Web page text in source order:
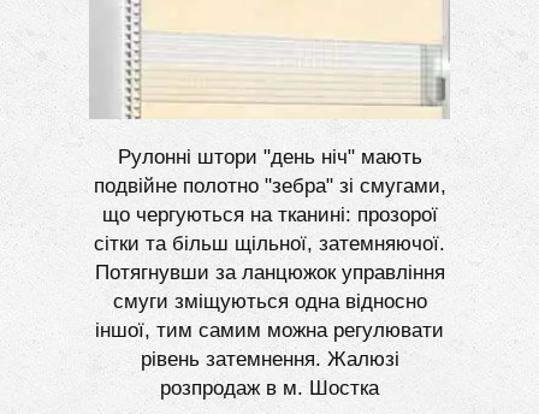
Рулонні штори "день ніч" мають
подвійне полотно "зебра" зі смугами,
що чергуються на тканині: прозорої
сітки та більш щільної, затемняючої.
Потягнувши за ланцюжок управління
смуги зміщуються одна відносно
іншої, тим самим можна регулювати
рівень затемнення. Жалюзі
розпродаж в м. Шостка